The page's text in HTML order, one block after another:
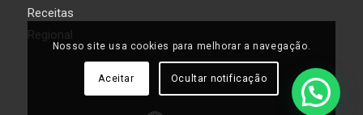
Receitas
Regional
Nosso site usa cookies para melhorar a navegação.
Aceitar Ocultar notificação